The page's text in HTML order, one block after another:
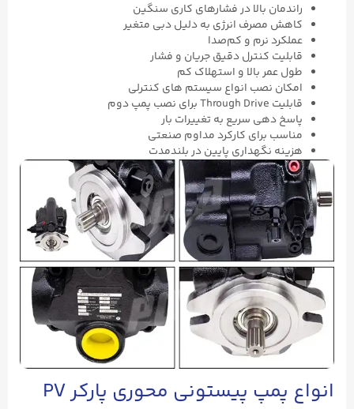
راندمان بالا در فشارهای کاری سنگین
کاهش مصرف انرژی به دلیل دبی متغیر
عملکرد نرم و کم‌صدا
قابلیت کنترل دقیق جریان و فشار
طول عمر بالا و استهلاک کم
امکان نصب انواع سیستم‌ های کنترلی
قابلیت Through Drive برای نصب پمپ دوم
پاسخ ‌دهی سریع به تغییرات بار
مناسب برای کارکرد مداوم صنعتی
هزینه نگهداری پایین در بلندمدت
انواع پمپ پیستونی محوری پارکر PV